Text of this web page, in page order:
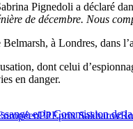
Pignedoli a déclaré
de décembre. Nous
à Londres, dans
dont celui
en danger.
et la Commission de
PPEprix Sakharov